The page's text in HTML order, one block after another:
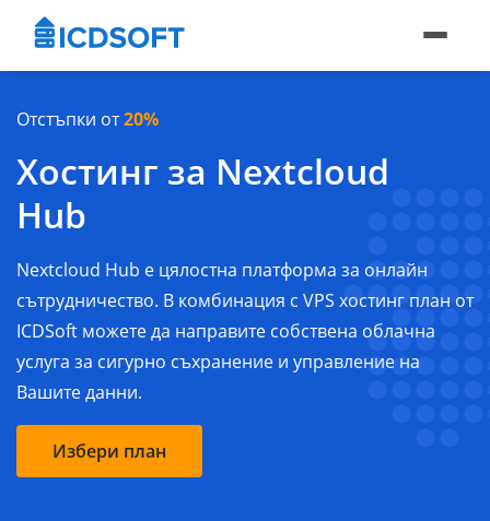
Отстъпки от20%
Хостинг за Nextcloud
Hub
Nextcloud Hub е цялостна платформа за онлайн
сътрудничество. В комбинация с VPS хостинг план от
ICDSoft можете да направите собствена облачна
услуга за сигурно съхранение и управление на
Вашите данни.
Избери план